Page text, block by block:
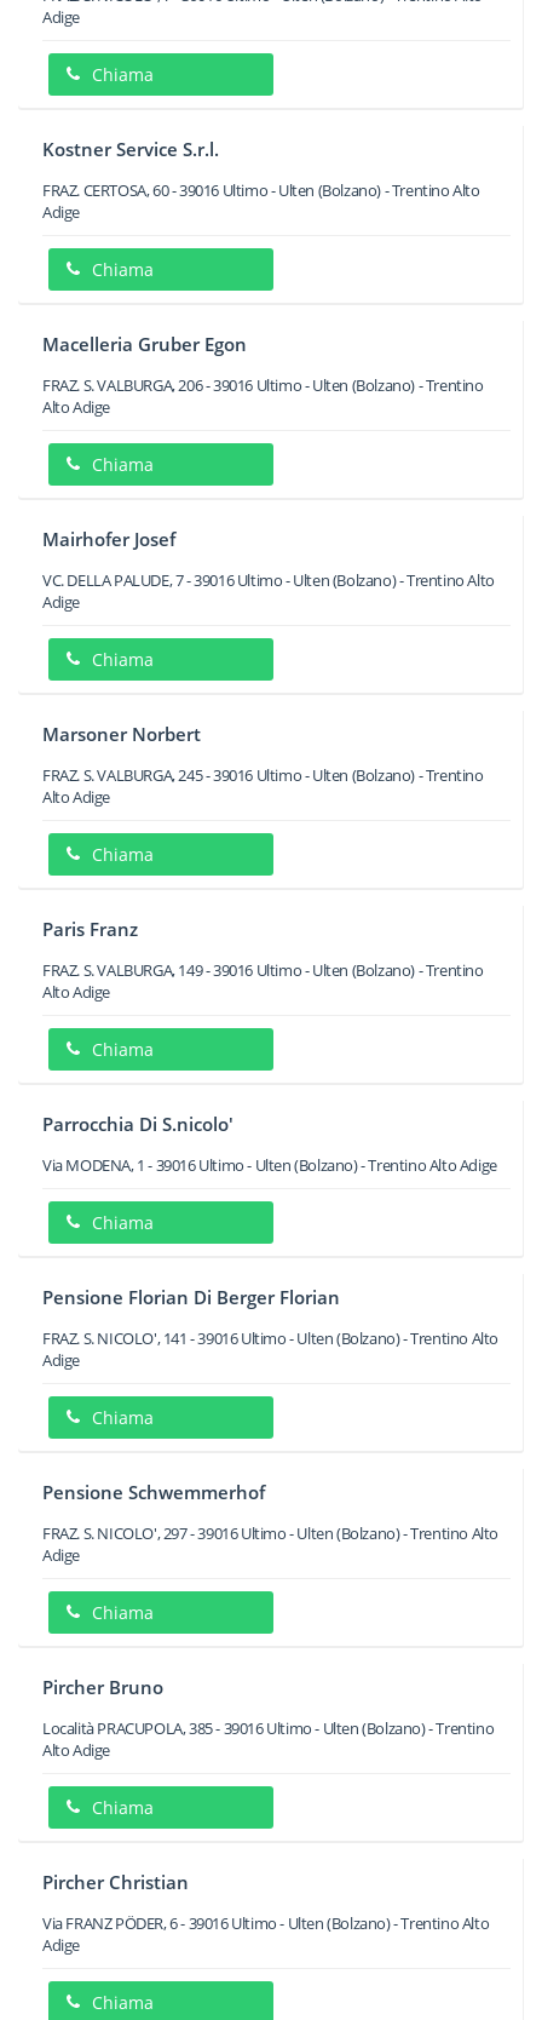
Adige
Chiama
Kostner Service S.r.l.
FRAZ. CERTOSA, 60-39016 Ultimo - Ulten (Bolzano) -Trentino Alto
Adige
Chiama
Macelleria Gruber Egon
FRAZ. S. VALBURGA, 206-39016 Ultimo - Ulten (Bolzano) -Trentino
Alto Adige
Chiama
Mairhofer Josef
VC. DELLA PALUDE, 7-39016 Ultimo - Ulten(Bolzano) -Trentino Alto
Adige
Chiama
Marsoner Norbert
FRAZ. S. VALBURGA, 245-39016 Ultimo - Ulten (Bolzano) -Trentino
Alto Adige
Chiama
Paris Franz
FRAZ. S. VALBURGA, 149-39016 Ultimo - Ulten (Bolzano) -Trentino
Alto Adige
Chiama
Parrocchia Di S.nicolo'
Via MODENA, 1 -39016Ultimo - Ulten(Bolzano) -Trentino Alto Adige
Chiama
Pensione Florian Di Berger Florian
FRAZ. S. NICOLO', 141 -39016Ultimo - Ulten(Bolzano) -Trentino Alto
Adige
Chiama
Pensione Schwemmerhof
FRAZ. S. NICOLO', 297-39016Ultimo - Ulten(Bolzano) -Trentino Alto
Adige
Chiama
Pircher Bruno
Località PRACUPOLA, 385-39016Ultimo - Ulten(Bolzano) -Trentino
Alto Adige
Chiama
Pircher Christian
Via FRANZ PÖDER, 6-39016Ultimo - Ulten(Bolzano) -Trentino Alto
Adige
Chiama